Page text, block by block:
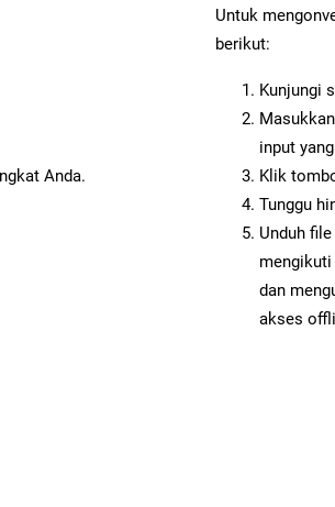
Anda.
Untuk
berikut:
Kunjungi
input
Klik
Tunggu
Unduh
mengikuti
dan
akses